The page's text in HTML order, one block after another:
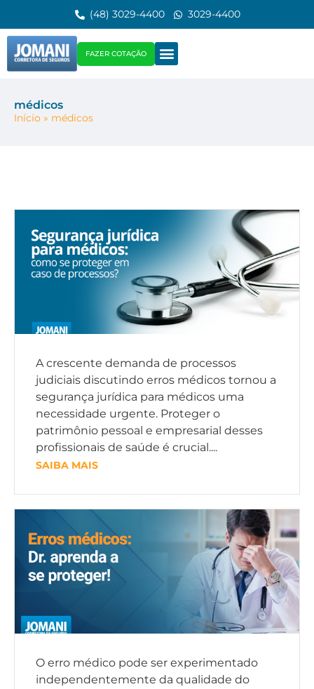
(48) 3029-4400 3029-4400
FAZER COTAÇÃO
médicos
Início » médicos
A crescente demanda de processos
judiciais discutindo erros médicos tornou a
segurança jurídica para médicos uma
necessidade urgente. Proteger o
patrimônio pessoal e empresarial desses
profissionais de saúde é crucial....
SAIBA MAIS
O erro médico pode ser experimentado
independentemente da qualidade do